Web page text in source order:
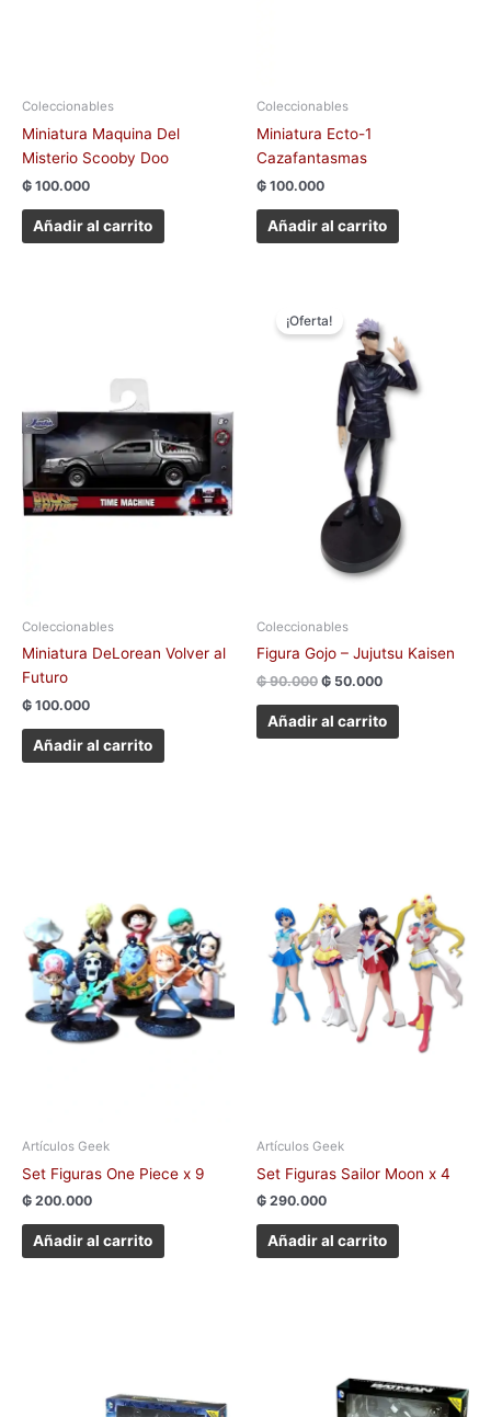
Coleccionables
Miniatura Maquina Del
Misterio Scooby Doo
₲ 100.000
Añadir al carrito
Coleccionables
Miniatura Ecto-1
Cazafantasmas
₲ 100.000
Añadir al carrito
Coleccionables
Miniatura DeLorean Volver al
Futuro
₲ 100.000
Añadir al carrito
¡Oferta!
Coleccionables
Figura Gojo – Jujutsu Kaisen
₲90.000
precio
original
₲ 90.000.
₲ 50.000
actual
es:
₲ 50.000.
Añadir al carrito
Artículos Geek
Set Figuras One Piece x 9
₲ 200.000
Añadir al carrito
Artículos Geek
Set Figuras Sailor Moon x 4
₲ 290.000
Añadir al carrito